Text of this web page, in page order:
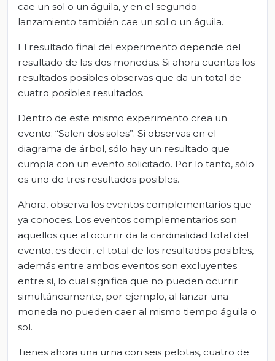
cae un sol o un águila, y en el segundo
lanzamiento también cae un sol o un águila.
El resultado final del experimento depende del
resultado de las dos monedas. Si ahora cuentas los
resultados posibles observas que da un total de
cuatro posibles resultados.
Dentro de este mismo experimento crea un
evento: “Salen dos soles”. Si observas en el
diagrama de árbol, sólo hay un resultado que
cumpla con un evento solicitado. Por lo tanto, sólo
es uno de tres resultados posibles.
Ahora, observa los eventos complementarios que
ya conoces. Los eventos complementarios son
aquellos que al ocurrir da la cardinalidad total del
evento, es decir, el total de los resultados posibles,
además entre ambos eventos son excluyentes
entre sí, lo cual significa que no pueden ocurrir
simultáneamente, por ejemplo, al lanzar una
moneda no pueden caer al mismo tiempo águila o
sol.
Tienes ahora una urna con seis pelotas, cuatro de